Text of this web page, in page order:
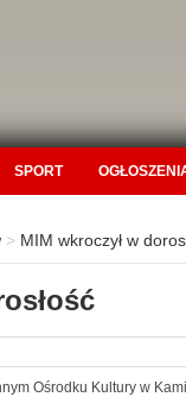
SPORT
> MIM wkroczył w
Ośrodku Kultury w